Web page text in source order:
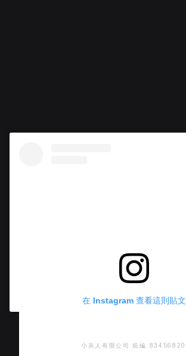
在 Instagram 查看這則貼文
小灰人有限公司 統編:83456820